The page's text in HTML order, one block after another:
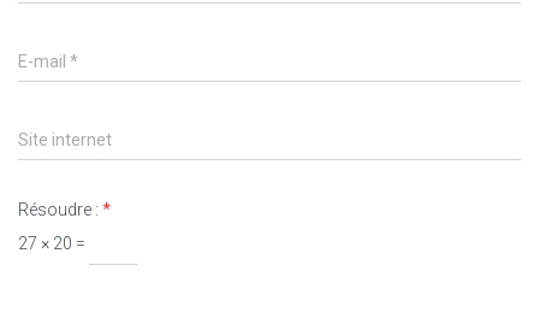
E-mail *
Site internet
Résoudre : *
27 × 20 =